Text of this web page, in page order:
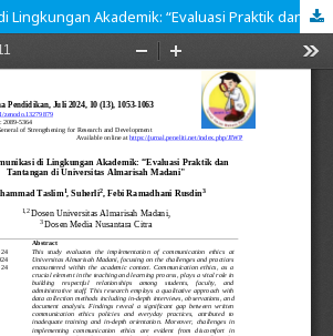
Etika Komunikasi di Lingkungan Akademik: “Evaluasi Praktik dan Tantangan di Universitas Almarisah Madani"